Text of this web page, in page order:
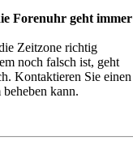
Forenuhr geht immer
Zeitzone richtig
noch falsch ist, geht
Kontaktieren Sie einen
kann.